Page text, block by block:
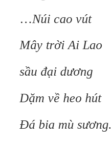
…Núi cao vút
Mây trời Ai Lao
sầu đại dương
Dặm về heo hút
Đá bia mù sương.